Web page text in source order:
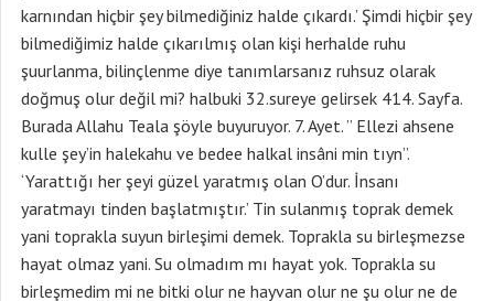
karnından hiçbir şey bilmediğiniz halde çıkardı.’ Şimdi hiçbir şey
bilmediğimiz halde çıkarılmış olan kişi herhalde ruhu
şuurlanma, bilinçlenme diye tanımlarsanız ruhsuz olarak
doğmuş olur değil mi? halbuki 32.sureye gelirsek 414. Sayfa.
Burada Allahu Teala şöyle buyuruyor. 7. Ayet. ” Ellezi ahsene
kulle şey’in halekahu ve bedee halkal insâni min tıyn”.
‘Yarattığı her şeyi güzel yaratmış olan O’dur. İnsanı
yaratmayı tinden başlatmıştır.’ Tin sulanmış toprak demek
yani toprakla suyun birleşimi demek. Toprakla su birleşmezse
hayat olmaz yani. Su olmadım mı hayat yok. Toprakla su
birleşmedim mi ne bitki olur ne hayvan olur ne şu olur ne de